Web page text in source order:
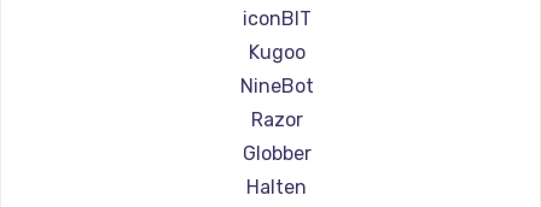
Ремонт самокатов KIRIN
iconBIT
Kugoo
NineBot
Razor
Globber
Halten